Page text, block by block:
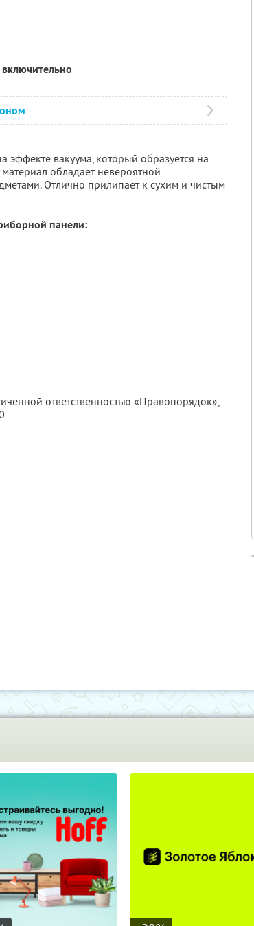
вакуума, который образуется на
обладает невероятной
Отлично прилипает к сухим и чистым
панели:
ответственностью «Правопорядок»,